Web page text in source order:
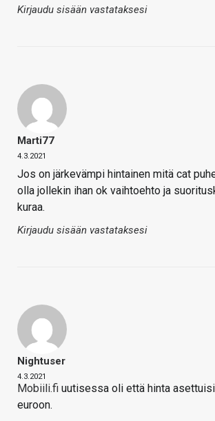
Kirjaudu sisään vastataksesi
Marti77
4.3.2021
Jos on järkevämpi hintainen mitä cat
olla jollekin ihan ok vaihtoehto ja
kuraa.
Kirjaudu sisään vastataksesi
Nightuser
4.3.2021
Mobiili.fi uutisessa oli että hinta
euroon.